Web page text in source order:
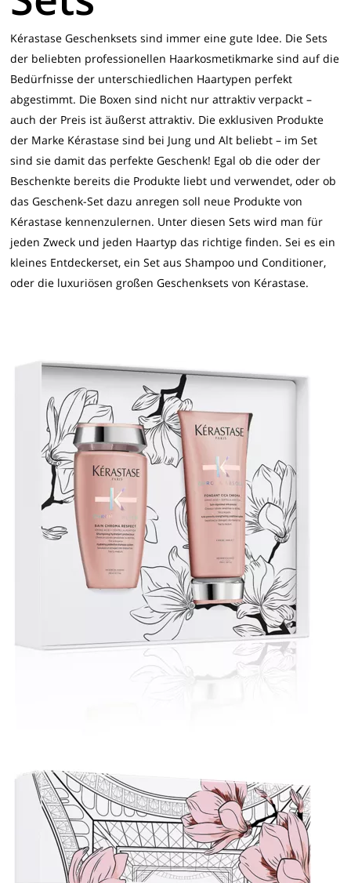
Kérastase Geschenksets sind immer eine gute Idee. Die Sets
der beliebten professionellen Haarkosmetikmarke sind auf die
Bedürfnisse der unterschiedlichen Haartypen perfekt
abgestimmt. Die Boxen sind nicht nur attraktiv verpackt –
auch der Preis ist äußerst attraktiv. Die exklusiven Produkte
der Marke Kérastase sind bei Jung und Alt beliebt – im Set
sind sie damit das perfekte Geschenk! Egal ob die oder der
Beschenkte bereits die Produkte liebt und verwendet, oder ob
das Geschenk-Set dazu anregen soll neue Produkte von
Kérastase kennenzulernen. Unter diesen Sets wird man für
jeden Zweck und jeden Haartyp das richtige finden. Sei es ein
kleines Entdeckerset, ein Set aus Shampoo und Conditioner,
oder die luxuriösen großen Geschenksets von Kérastase.